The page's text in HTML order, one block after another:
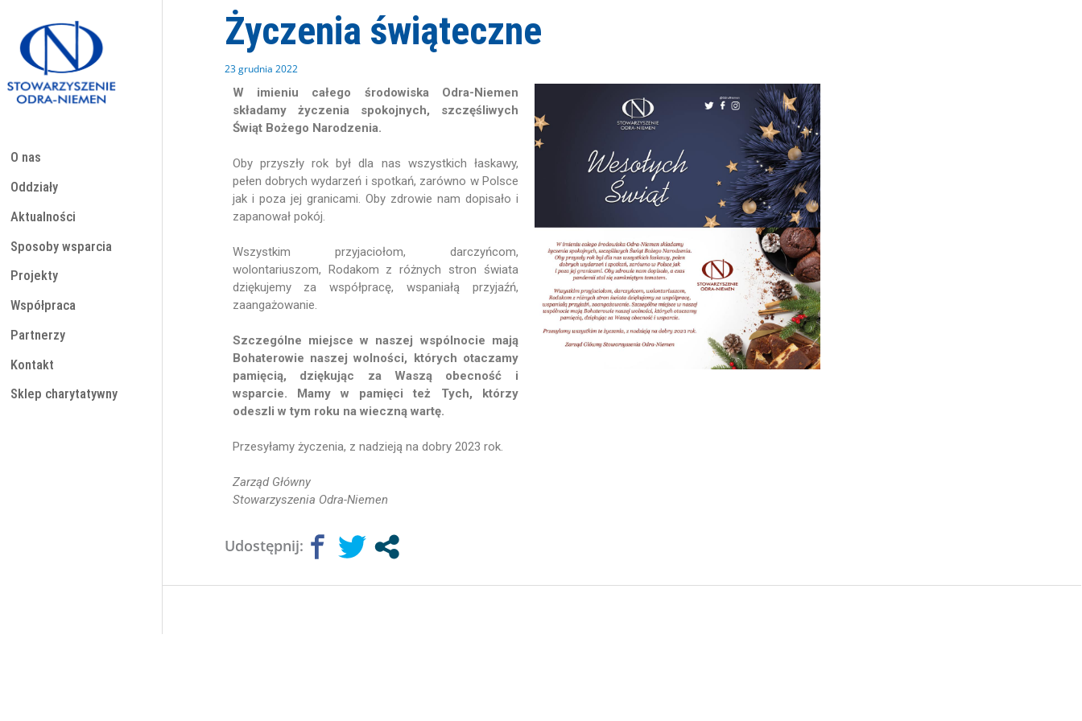
treści
O nas
Oddziały
Aktualności
Sposoby wsparcia
Projekty
Współpraca
Partnerzy
Kontakt
Sklep charytatywny
Życzenia świąteczne
23 grudnia 2022
W imieniu całego środowiska Odra-Niemen
składamy życzenia spokojnych, szczęśliwych
Świąt Bożego Narodzenia.
Oby przyszły rok był dla nas wszystkich łaskawy,
pełen dobrych wydarzeń i spotkań, zarówno w Polsce
jak i poza jej granicami. Oby zdrowie nam dopisało i
zapanował pokój.
Wszystkim przyjaciołom, darczyńcom,
wolontariuszom, Rodakom z różnych stron świata
dziękujemy za współpracę, wspaniałą przyjaźń,
zaangażowanie.
Szczególne miejsce w naszej wspólnocie mają
Bohaterowie naszej wolności, których otaczamy
pamięcią, dziękując za Waszą obecność i
wsparcie. Mamy w pamięci też Tych, którzy
odeszli w tym roku na wieczną wartę.
Przesyłamy życzenia, z nadzieją na dobry 2023 rok.
Zarząd Główny
Stowarzyszenia Odra-Niemen
Udostępnij: